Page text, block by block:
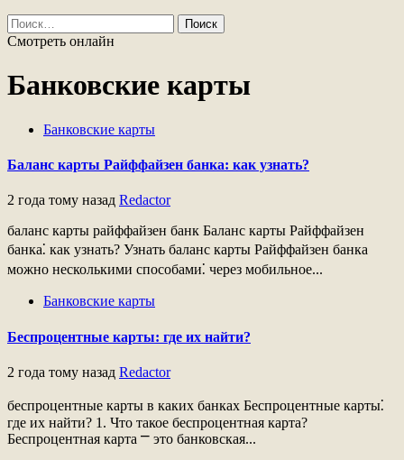
Найти:
Смотреть онлайн
Банковские карты
Банковские карты
Баланс карты Райффайзен банка: как узнать?
2 года тому назад Redactor
баланс карты райффайзен банк Баланс карты Райффайзен
банка⁚ как узнать? Узнать баланс карты Райффайзен банка
можно несколькими способами⁚ через мобильное...
Банковские карты
Беспроцентные карты: где их найти?
2 года тому назад Redactor
беспроцентные карты в каких банках Беспроцентные карты⁚
где их найти? 1. Что такое беспроцентная карта?
Беспроцентная карта ⎻ это банковская...